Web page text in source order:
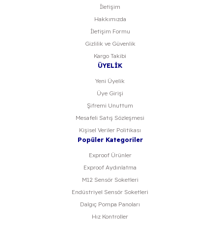
Gönder
İletişim
Hakkımızda
İletişim Formu
Gizlilik ve Güvenlik
Kargo Takibi
ÜYELİK
Yeni Üyelik
Üye Girişi
Şifremi Unuttum
Mesafeli Satış Sözleşmesi
Kişisel Veriler Politikası
Popüler Kategoriler
Exproof Ürünler
Exproof Aydınlatma
M12 Sensör Soketleri
Endüstriyel Sensör Soketleri
Dalgıç Pompa Panoları
Hız Kontroller